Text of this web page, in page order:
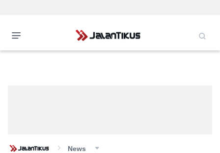
News